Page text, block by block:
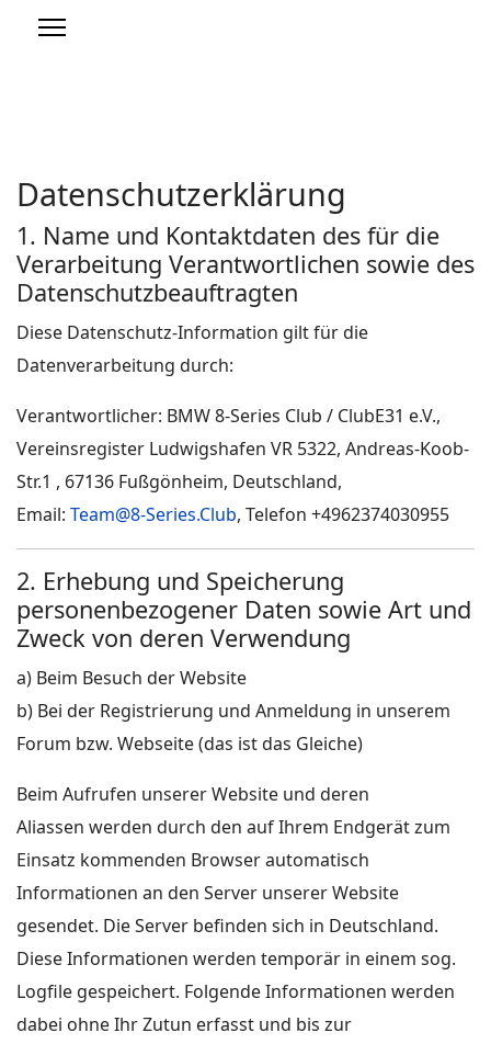
Datenschutzerklärung
1. Name und Kontaktdaten des für die
Verarbeitung Verantwortlichen sowie des
Datenschutzbeauftragten
Diese Datenschutz-Information gilt für die
Datenverarbeitung durch:
Verantwortlicher: BMW 8-Series Club / ClubE31 e.V.,
Vereinsregister Ludwigshafen VR 5322, Andreas-Koob-
Str.1 , 67136 Fußgönheim, Deutschland,
Email: Team@8-Series.Club, Telefon +4962374030955
2. Erhebung und Speicherung
personenbezogener Daten sowie Art und
Zweck von deren Verwendung
a) Beim Besuch der Website
b) Bei der Registrierung und Anmeldung in unserem
Forum bzw. Webseite (das ist das Gleiche)
Beim Aufrufen unserer Website und deren
Aliassen werden durch den auf Ihrem Endgerät zum
Einsatz kommenden Browser automatisch
Informationen an den Server unserer Website
gesendet. Die Server befinden sich in Deutschland.
Diese Informationen werden temporär in einem sog.
Logfile gespeichert. Folgende Informationen werden
dabei ohne Ihr Zutun erfasst und bis zur